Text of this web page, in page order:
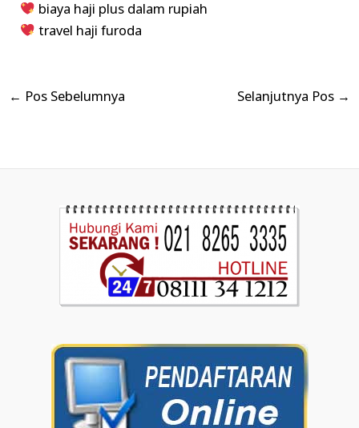
biaya haji plus dalam rupiah
travel haji furoda
← Pos Sebelumnya Selanjutnya Pos →